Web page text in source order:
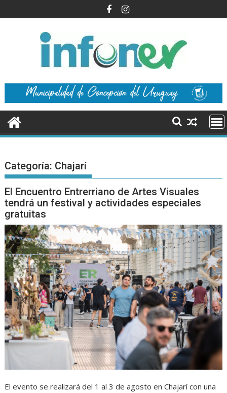
al
Categoría: Chajarí
El Encuentro Entrerriano de Artes Visuales
tendrá un festival y actividades especiales
gratuitas
El evento se realizará del 1 al 3 de agosto en Chajarí con una